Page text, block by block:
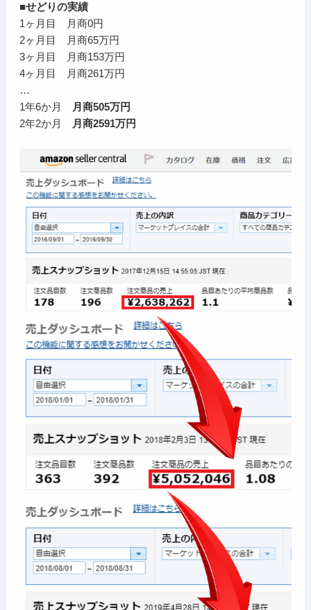
■せどりの実績
1ヶ月目 月商0円
2ヶ月目 月商65万円
3ヶ月目 月商153万円
4ヶ月目 月商261万円
…
1年6か月
月商505万円
2年2か月
月商2591万円